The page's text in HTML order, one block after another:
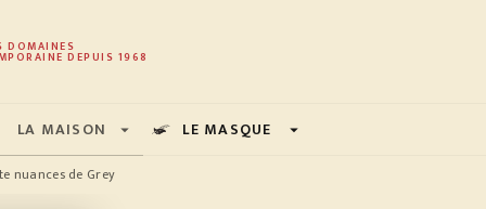
PIED DE PAGE
DOMAINES
DEPUIS 1968
LA MAISON arrow_drop_down LE MASQUE arrow_drop_down
nuances de Grey